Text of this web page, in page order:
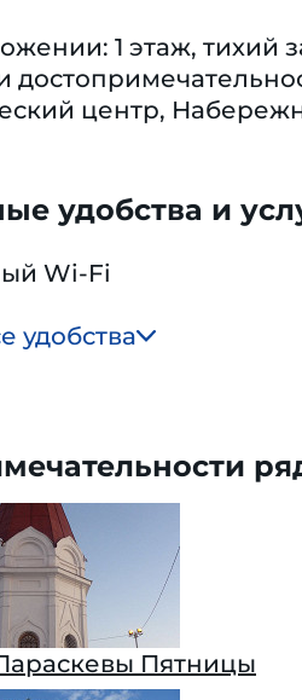
1 этаж, тихий
центр,
удобства и
Wi-Fi
удобства
Пятницы